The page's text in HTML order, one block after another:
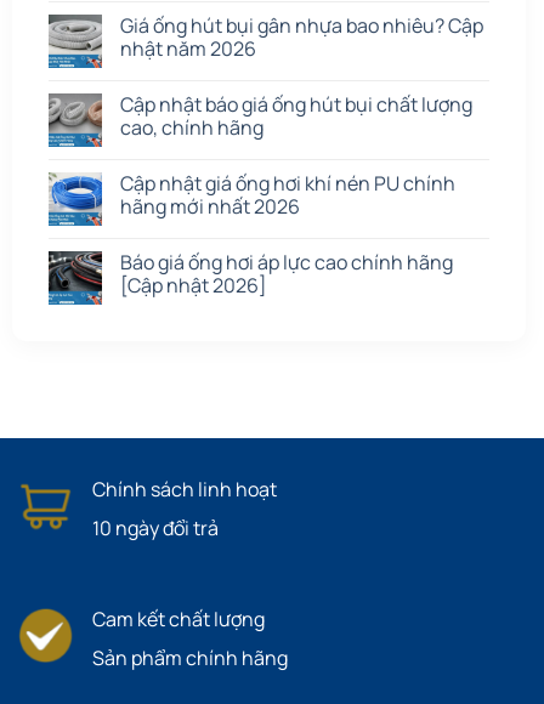
Giá ống hút bụi gân nhựa bao nhiêu? Cập
nhật năm 2026
Cập nhật báo giá ống hút bụi chất lượng
cao, chính hãng
Cập nhật giá ống hơi khí nén PU chính
hãng mới nhất 2026
Báo giá ống hơi áp lực cao chính hãng
[Cập nhật 2026]
Chính sách linh hoạt
10 ngày đổi trả
Cam kết chất lượng
Sản phẩm chính hãng